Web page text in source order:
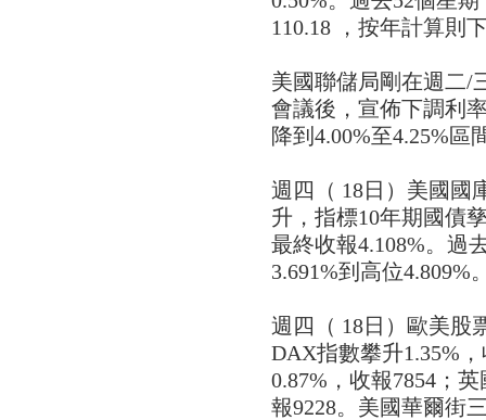
110.18 ，按年計算則
美國聯儲局剛在週二/
會議後，宣佈下調利
降到4.00%至4.25%區
週四（ 18日）美國國
升，指標10年期國債
最終收報4.108%。過
3.691%到高位4.809%
週四（ 18日）歐美股
DAX指數攀升1.35%
0.87%，收報7854；
報9228。美國華爾街